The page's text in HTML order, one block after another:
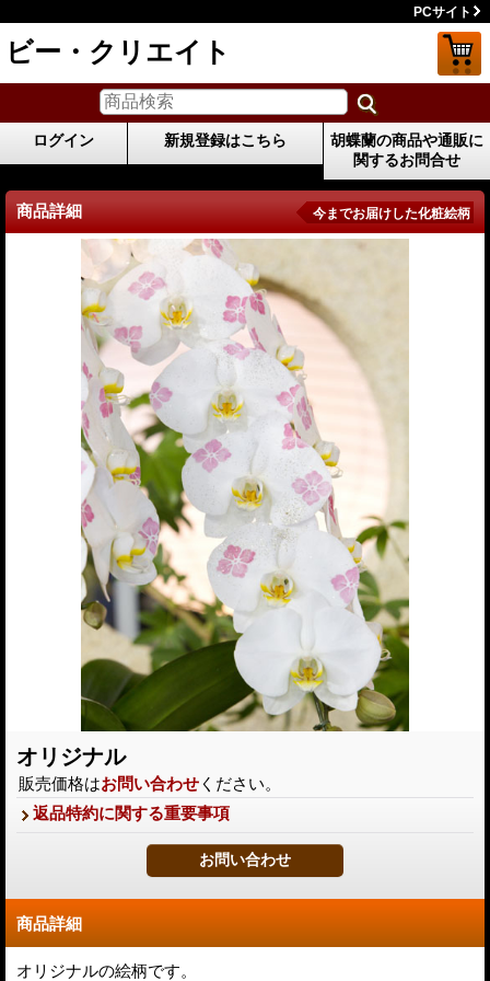
PCサイト
ビー・クリエイト
ログイン 新規登録はこちら
胡蝶蘭の商品や通販に
関するお問合せ
商品詳細 今までお届けした化粧絵柄
オリジナル
販売価格はお問い合わせ ください。
返品特約に関する重要事項
商品詳細
オリジナルの絵柄です。